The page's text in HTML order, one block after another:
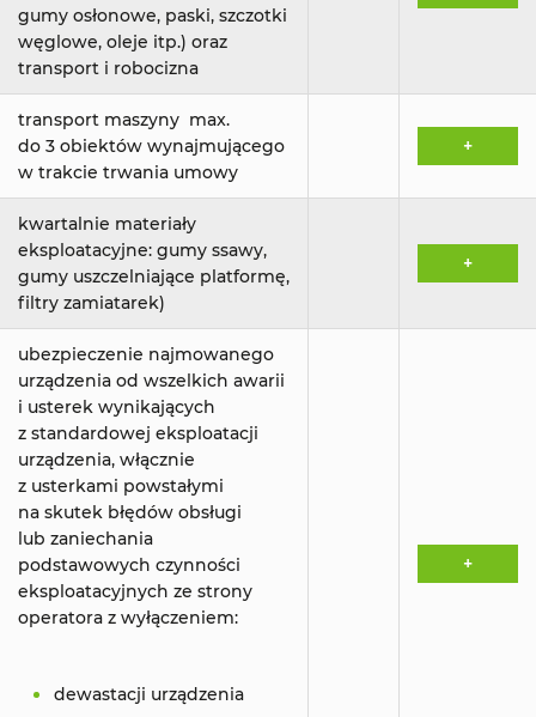
gumy osłonowe, paski, szczotki
węglowe, oleje itp.) oraz
transport i robocizna
transport maszyny max.
do 3 obiektów wynajmującego
w trakcie trwania umowy
+
kwartalnie materiały
eksploatacyjne: gumy ssawy,
gumy uszczelniające platformę,
filtry zamiatarek)
+
ubezpieczenie najmowanego
urządzenia od wszelkich awarii
i usterek wynikających
z standardowej eksploatacji
urządzenia, włącznie
z usterkami powstałymi
na skutek błędów obsługi
lub zaniechania
podstawowych czynności
eksploatacyjnych ze strony
operatora z wyłączeniem:
dewastacji urządzenia
+